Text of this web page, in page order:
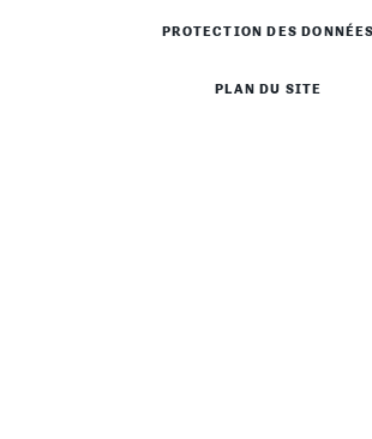
PROTECTION DES DONNÉES
PLAN DU SITE